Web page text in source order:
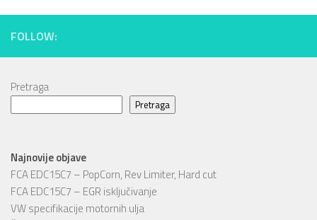
FOLLOW:
Pretraga
Pretraga
Najnovije objave
FCA EDC15C7 – PopCorn, Rev Limiter, Hard cut
FCA EDC15C7 – EGR isključivanje
VW specifikacije motornih ulja